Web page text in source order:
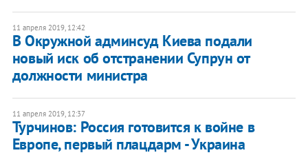
11 апреля 2019, 12:42
В Окружной админсуд Киева подали
новый иск об отстранении Супрун от
должности министра
11 апреля 2019, 12:37
Турчинов: Россия готовится к войне в
Европе, первый плацдарм - Украина